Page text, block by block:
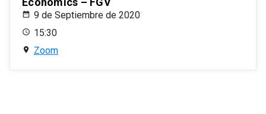
9 de Septiembre de 2020
15:30
Zoom